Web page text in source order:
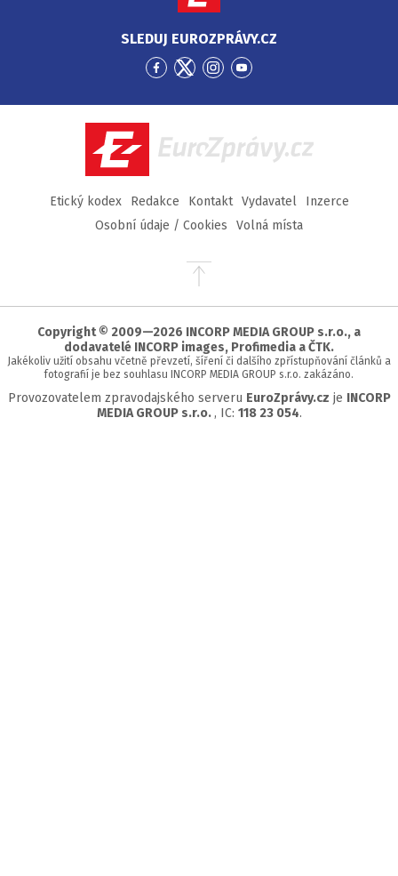
SLEDUJ EUROZPRÁVY.CZ
Přejít
Facebook
Přejít
Twitter
Přejít
Instagram
Přejít
YouTube
EuroZprávy.cz
Etický kodex Redakce Kontakt Vydavatel
Inzerce
Osobní údaje / Cookies
Volná místa
Přejít
stránky
Copyright © 2009—2026 INCORP MEDIA GROUP s.r.o., a
dodavatelé INCORP images, Profimedia a ČTK.
Jakékoliv užití obsahu včetně převzetí, šíření či dalšího zpřístupňování článků a
fotografií je bez souhlasu INCORP MEDIA GROUP s.r.o. zakázáno.
Provozovatelem zpravodajského serveru EuroZprávy.cz je INCORP
MEDIA GROUP s.r.o. , IC: 118 23 054.